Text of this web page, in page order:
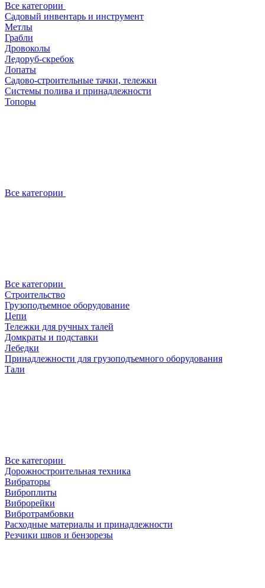
Все категории
Садовый инвентарь и инструмент
Метлы
Грабли
Дровоколы
Ледоруб-скребок
Лопаты
Садово-строительные тачки, тележки
Системы полива и принадлежности
Топоры
Все категории
Все категории
Строительство
Грузоподъемное оборудование
Цепи
Тележки для ручных талей
Домкраты и подставки
Лебедки
Принадлежности для грузоподъемного оборудования
Тали
Все категории
Дорожностроительная техника
Вибраторы
Виброплиты
Виброрейки
Вибротрамбовки
Расходные материалы и принадлежности
Резчики швов и бензорезы